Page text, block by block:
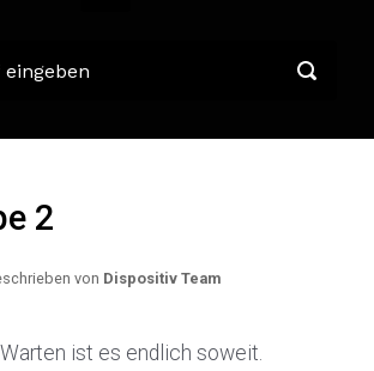
2
von Dispositiv Team
ist es endlich soweit.